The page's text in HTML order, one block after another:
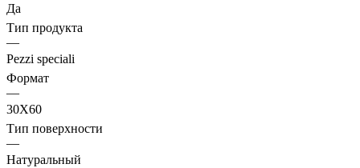
Да
Тип продукта
—
Pezzi speciali
Формат
—
30X60
Тип поверхности
—
Натуральный